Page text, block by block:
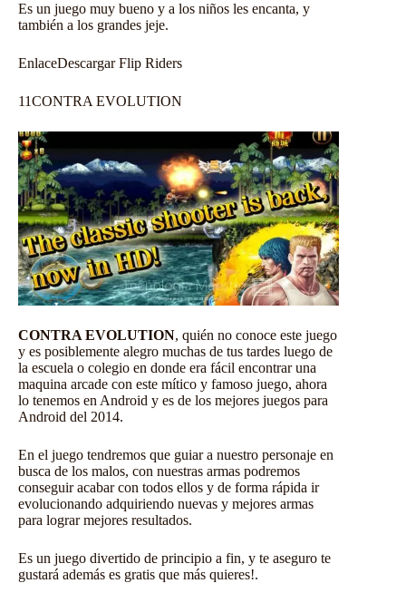
Es un juego muy bueno y a los niños les encanta, y
también a los grandes jeje.
EnlaceDescargar Flip Riders
11CONTRA EVOLUTION
CONTRA EVOLUTION, quién no conoce este juego
y es posiblemente alegro muchas de tus tardes luego de
la escuela o colegio en donde era fácil encontrar una
maquina arcade con este mítico y famoso juego, ahora
lo tenemos en Android y es de los mejores juegos para
Android del 2014.
En el juego tendremos que guiar a nuestro personaje en
busca de los malos, con nuestras armas podremos
conseguir acabar con todos ellos y de forma rápida ir
evolucionando adquiriendo nuevas y mejores armas
para lograr mejores resultados.
Es un juego divertido de principio a fin, y te aseguro te
gustará además es gratis que más quieres!.